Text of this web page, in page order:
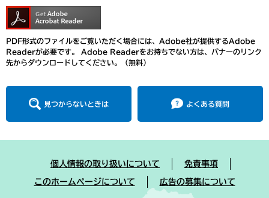
PDF形式のファイルをご覧いただく場合には、Adobe社が提供するAdobe
Readerが必要です。
Adobe Readerをお持ちでない方は、バナーのリンク
先からダウンロードしてください。（無料）
見つからないときは よくある質問
個人情報の取り扱いについて 免責事項
このホームページについて 広告の募集について